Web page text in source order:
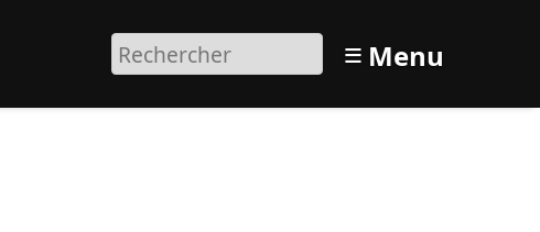
≡ Menu